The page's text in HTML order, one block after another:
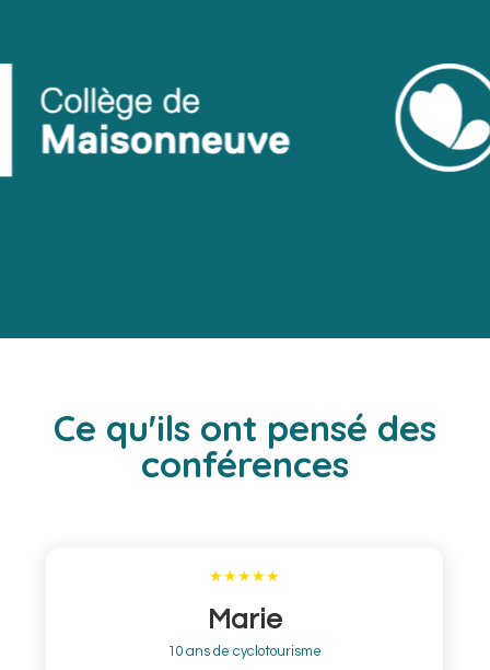
Ce qu'ils ont pensé des
conférences
Marie
10 ans de cyclotourisme